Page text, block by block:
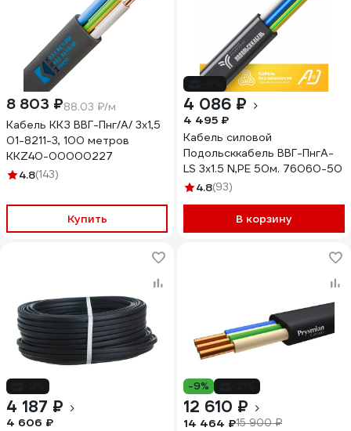
8 803 ₽88.03 ₽/м
Кабель ККЗ ВВГ-Пнг/А/ 3x1,5
01-8211-3, 100 метров
KKZ40-00000227
4.8(143)
Купить
4 086 ₽
4 495 ₽
Кабель силовой
Подольсккабель ВВГ-ПнгА-
LS 3х1.5 N,PE 50м. 76060-50
4.8(93)
В корзину
4 187 ₽
4 606 ₽
-9%
12 610 ₽
14 464 ₽15 900 ₽